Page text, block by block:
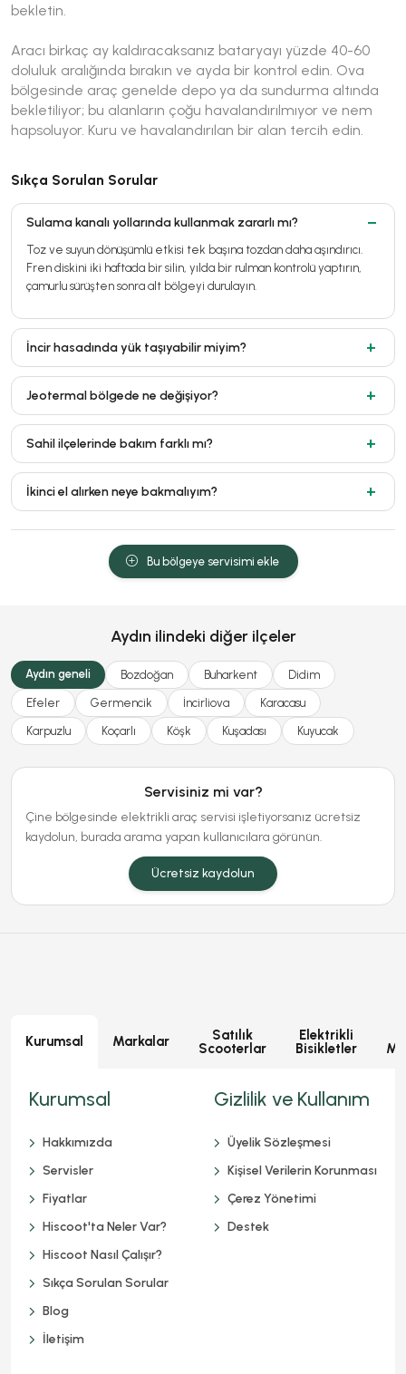
bekletin.
Aracı birkaç ay kaldıracaksanız bataryayı yüzde 40-60
doluluk aralığında bırakın ve ayda bir kontrol edin. Ova
bölgesinde araç genelde depo ya da sundurma altında
bekletiliyor; bu alanların çoğu havalandırılmıyor ve nem
hapsoluyor. Kuru ve havalandırılan bir alan tercih edin.
Sıkça Sorulan Sorular
Sulama kanalı yollarında kullanmak zararlı mı?
Toz ve suyun dönüşümlü etkisi tek başına tozdan daha aşındırıcı.
Fren diskini iki haftada bir silin, yılda bir rulman kontrolü yaptırın,
çamurlu sürüşten sonra alt bölgeyi durulayın.
İncir hasadında yük taşıyabilir miyim?
Jeotermal bölgede ne değişiyor?
Sahil ilçelerinde bakım farklı mı?
İkinci el alırken neye bakmalıyım?
Bu bölgeye servisimi ekle
Aydın ilindeki diğer ilçeler
Aydın geneli Bozdoğan Buharkent Didim
Efeler Germencik İncirliova Karacasu
Karpuzlu Koçarlı Köşk Kuşadası Kuyucak
Servisiniz mi var?
Çine bölgesinde elektrikli araç servisi işletiyorsanız ücretsiz
kaydolun, burada arama yapan kullanıcılara görünün.
Ücretsiz kaydolun
Kurumsal Markalar
Satılık
Scooterlar
Elektrikli
Bisikletler
Kurumsal
Hakkımızda
Servisler
Fiyatlar
Hiscoot'ta Neler Var?
Hiscoot Nasıl Çalışır?
Sıkça Sorulan Sorular
Blog
İletişim
Gizlilik ve Kullanım
Üyelik Sözleşmesi
Kişisel Verilerin Korunması
Çerez Yönetimi
Destek